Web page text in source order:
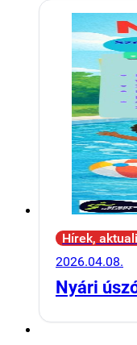
Hírek,
2026.04.08.
Nyári